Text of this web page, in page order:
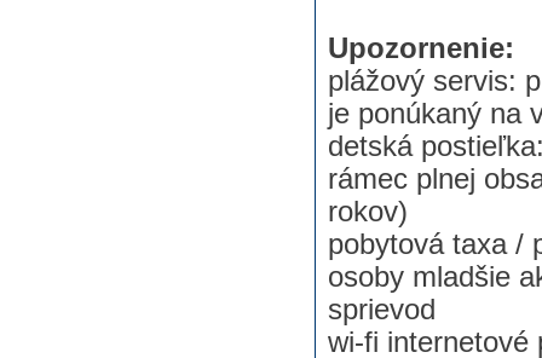
Upozornenie:
plážový servis:
je ponúkaný na
detská
rámec plnej
rokov)
pobytová taxa /
osoby mladšie
sprievod
wi-fi internetové